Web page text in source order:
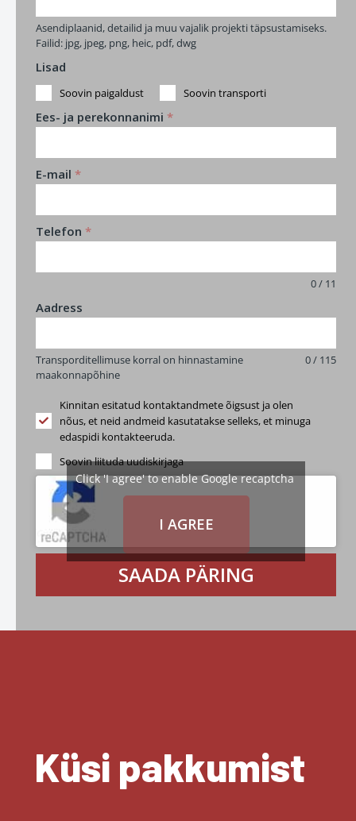
Küsi pakkumist
Asendiplaanid, detailid ja muu vajalik projekti täpsustamiseks.
Failid: jpg, jpeg, png, heic, pdf, dwg
Lisad
Soovin paigaldust Soovin transporti
Ees- ja perekonnanimi *
E-mail *
Telefon *
0 / 11
Aadress
Transporditellimuse korral on hinnastamine
maakonnapõhine
0 / 115
Kinnitan esitatud kontaktandmete õigsust ja olen
nõus, et neid andmeid kasutatakse selleks, et minuga
edaspidi kontakteeruda.
Soovin liituda uudiskirjaga
Click 'I agree' to enable Google recaptcha
I AGREE
SAADA PÄRING